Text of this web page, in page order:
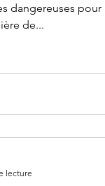
dangereuses pour
de...
lecture